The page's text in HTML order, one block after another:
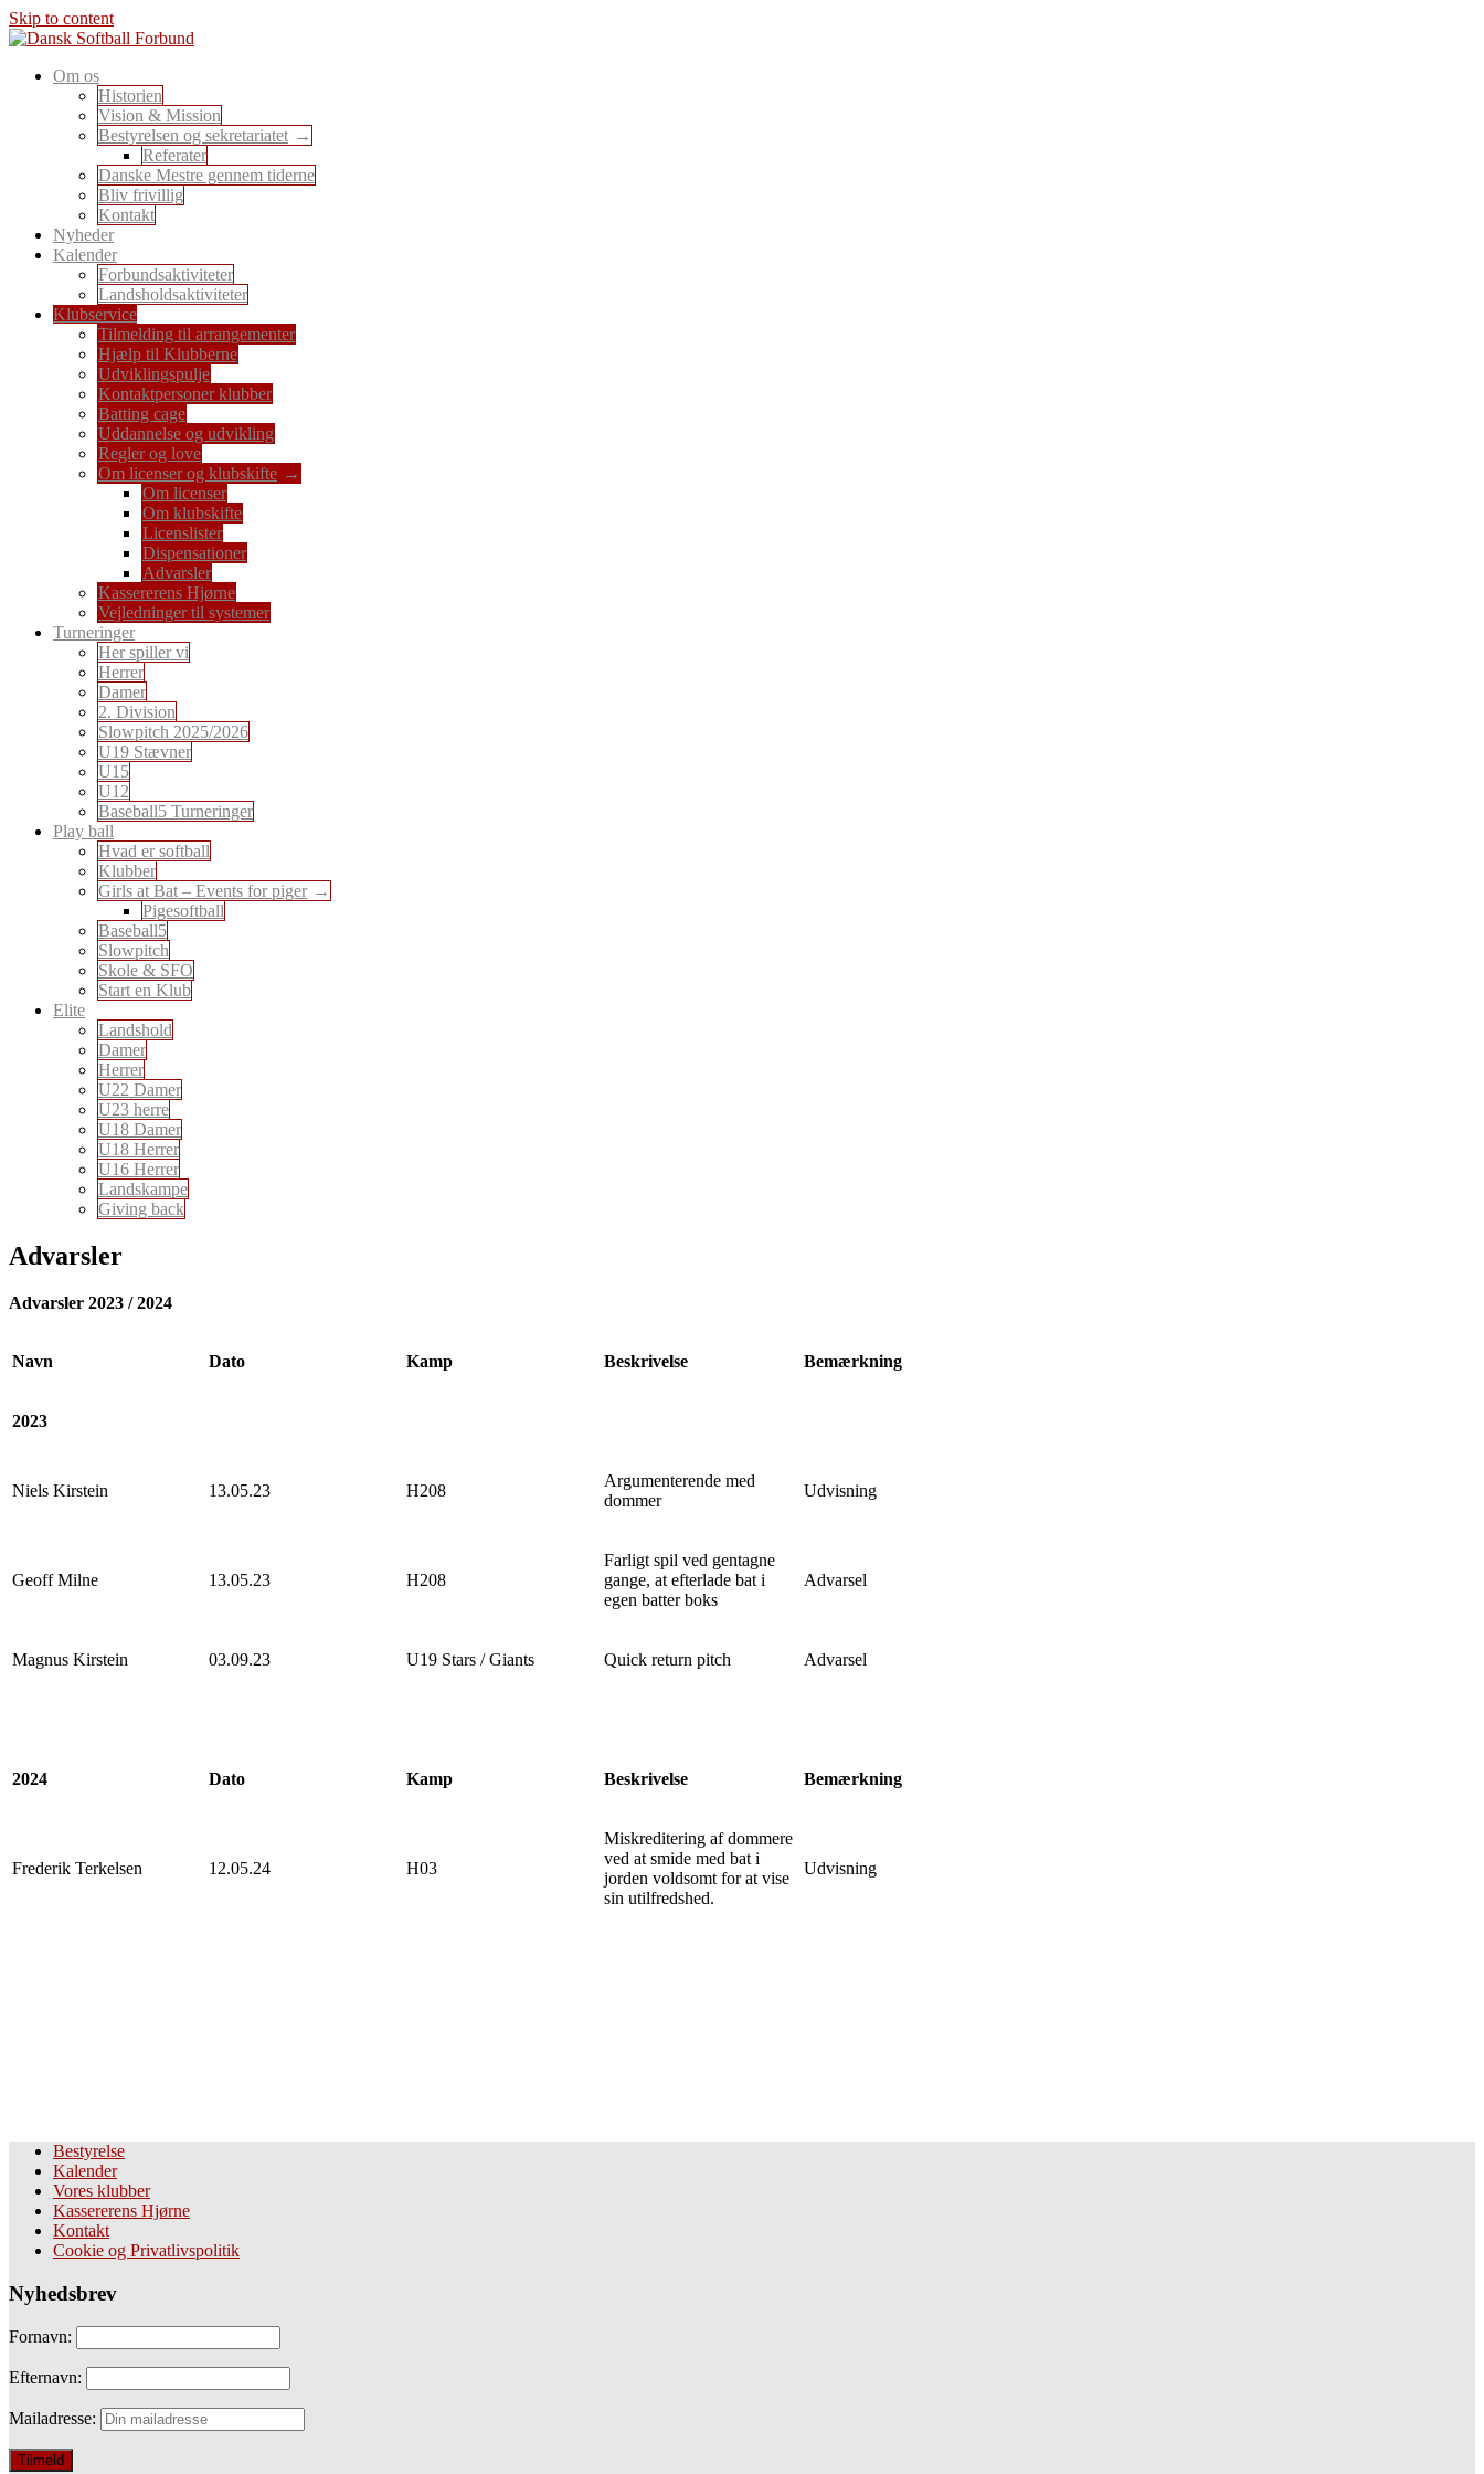
Skip to content
Dansk Softball Forbund
En sport for alle
Om os
Historien
Vision & Mission
Bestyrelsen og sekretariatet
Referater
Danske Mestre gennem tiderne
Bliv frivillig
Kontakt
Nyheder
Kalender
Forbundsaktiviteter
Landsholdsaktiviteter
Klubservice
Tilmelding til arrangementer
Hjælp til Klubberne
Udviklingspulje
Kontaktpersoner klubber
Batting cage
Uddannelse og udvikling
Regler og love
Om licenser og klubskifte
Om licenser
Om klubskifte
Licenslister
Dispensationer
Advarsler
Kassererens Hjørne
Vejledninger til systemer
Turneringer
Her spiller vi
Herrer
Damer
2. Division
Slowpitch 2025/2026
U19 Stævner
U15
U12
Baseball5 Turneringer
Play ball
Hvad er softball
Klubber
Girls at Bat – Events for piger
Pigesoftball
Baseball5
Slowpitch
Skole & SFO
Start en Klub
Elite
Landshold
Damer
Herrer
U22 Damer
U23 herre
U18 Damer
U18 Herrer
U16 Herrer
Landskampe
Giving back
Advarsler
Advarsler 2023 / 2024
Navn Dato Kamp Beskrivelse Bemærkning
2023
Niels Kirstein 13.05.23 H208
Argumenterende med
dommer
Udvisning
Geoff Milne 13.05.23 H208
Farligt spil ved gentagne
gange, at efterlade bat i
egen batter boks
Advarsel
Magnus Kirstein 03.09.23 U19 Stars / Giants Quick return pitch Advarsel
2024 Dato Kamp Beskrivelse Bemærkning
Frederik Terkelsen 12.05.24 H03
Miskreditering af dommere
ved at smide med bat i
jorden voldsomt for at vise
sin utilfredshed.
Udvisning
Bestyrelse
Kalender
Vores klubber
Kassererens Hjørne
Kontakt
Cookie og Privatlivspolitik
Nyhedsbrev
Fornavn:
Efternavn:
Mailadresse: